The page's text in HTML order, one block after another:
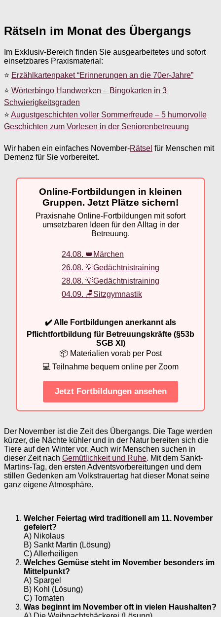
Rätseln im Monat des Übergangs
Im Exklusiv-Bereich finden Sie ausgearbeitetes und sofort
einsetzbares Praxismaterial:
⭐ Erzählkartenpaket “Erinnerungen an die 70er-Jahre”
⭐ Wörterbingo Handwerken – Bingokarten in 3
Schwierigkeitsgraden
⭐ Augustgeschichten voller Sommerfreude – 5 humorvolle
Geschichten zum Vorlesen in der Seniorenbetreuung
Wir haben ein einfaches November-Rätsel für Menschen mit
Demenz für Sie vorbereitet.
Online-Fortbildungen in kleinen
Gruppen. Jetzt Plätze sichern!
Praxisnahe Online-Fortbildungen mit sofort
umsetzbaren Ideen für den Alltag in der
Betreuung.
24.08. 👑Märchen
26.08. 💡Gedächtnistraining
28.08. 💡Gedächtnistraining
04.09. 🪑Sitzgymnastik
✔️ Alle Fortbildungen anerkannt als
Pflichtfortbildung für Betreuungskräfte (§53b
SGB XI)
📦 Materialien vorab per Post
💻 Teilnahme bequem online per Zoom
Jetzt Fortbildungen ansehen
Der November ist die Zeit des Übergangs. Die Tage werden
kürzer, die Nächte kühler und in der Natur bereiten sich die
Tiere auf den Winter vor. Auch wir Menschen suchen in
dieser Zeit nach Gemütlichkeit und Ruhe. Mit dem Sankt-
Martins-Tag, den ersten Adventsvorbereitungen und dem
stillen Gedenken am Volkstrauertag hat dieser Monat seine
ganz eigene Atmosphäre.
Welcher Feiertag wird traditionell am 11. November
gefeiert?
A) Nikolaus
B) Sankt Martin (Lösung)
C) Allerheiligen
Welches Gemüse steht im November besonders im
Mittelpunkt?
A) Spargel
B) Kohl (Lösung)
C) Tomaten
Was beginnt im November oft in vielen Haushalten?